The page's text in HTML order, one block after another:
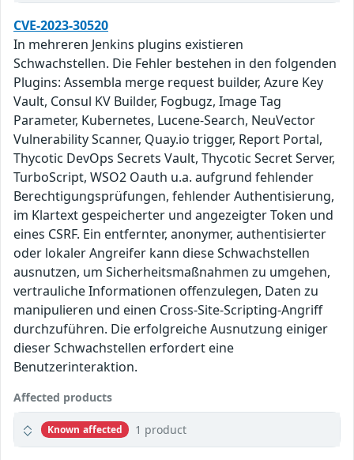
CVE-2023-30520
In mehreren Jenkins plugins existieren
Schwachstellen. Die Fehler bestehen in den folgenden
Plugins: Assembla merge request builder, Azure Key
Vault, Consul KV Builder, Fogbugz, Image Tag
Parameter, Kubernetes, Lucene-Search, NeuVector
Vulnerability Scanner, Quay.io trigger, Report Portal,
Thycotic DevOps Secrets Vault, Thycotic Secret Server,
TurboScript, WSO2 Oauth u.a. aufgrund fehlender
Berechtigungsprüfungen, fehlender Authentisierung,
im Klartext gespeicherter und angezeigter Token und
eines CSRF. Ein entfernter, anonymer, authentisierter
oder lokaler Angreifer kann diese Schwachstellen
ausnutzen, um Sicherheitsmaßnahmen zu umgehen,
vertrauliche Informationen offenzulegen, Daten zu
manipulieren und einen Cross-Site-Scripting-Angriff
durchzuführen. Die erfolgreiche Ausnutzung einiger
dieser Schwachstellen erfordert eine
Benutzerinteraktion.
Affected products
Known affected 1 product